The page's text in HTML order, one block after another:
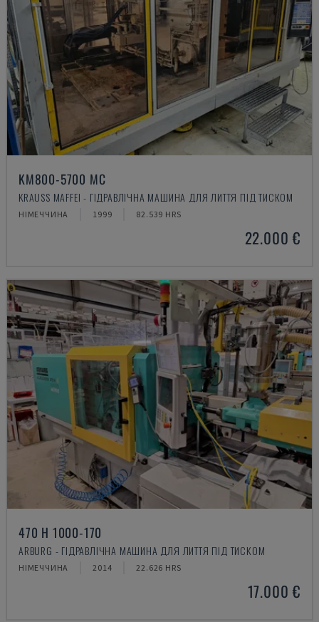
KM800-5700 MC
KRAUSS MAFFEI - ГІДРАВЛІЧНА МАШИНА ДЛЯ ЛИТТЯ ПІД ТИСКОМ
НІМЕЧЧИНА 1999 82.539 HRS
22.000 €
470 H 1000-170
ARBURG - ГІДРАВЛІЧНА МАШИНА ДЛЯ ЛИТТЯ ПІД ТИСКОМ
НІМЕЧЧИНА 2014 22.626 HRS
17.000 €